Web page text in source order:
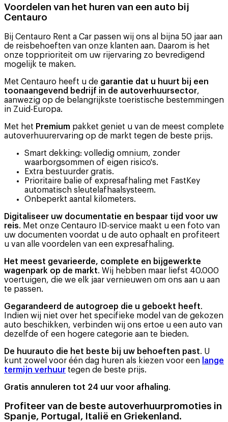
Voordelen van het huren van een auto bij
Centauro
Bij Centauro Rent a Car passen wij ons al bijna 50 jaar aan
de reisbehoeften van onze klanten aan. Daarom is het
onze topprioriteit om uw rijervaring zo bevredigend
mogelijk te maken.
Met Centauro heeft u de garantie dat u huurt bij een
toonaangevend bedrijf in de autoverhuursector,
aanwezig op de belangrijkste toeristische bestemmingen
in Zuid-Europa.
Met het Premium pakket geniet u van de meest complete
autoverhuurervaring op de markt tegen de beste prijs.
Smart dekking: volledig omnium, zonder
waarborgsommen of eigen risico's.
Extra bestuurder gratis.
Prioritaire balie of expresafhaling met FastKey
automatisch sleutelafhaalsysteem.
Onbeperkt aantal kilometers.
Digitaliseer uw documentatie en bespaar tijd voor uw
reis. Met onze Centauro ID-service maakt u een foto van
uw documenten voordat u de auto ophaalt en profiteert
u van alle voordelen van een expresafhaling.
Het meest gevarieerde, complete en bijgewerkte
wagenpark op de markt. Wij hebben maar liefst 40.000
voertuigen, die we elk jaar vernieuwen om ons aan u aan
te passen.
Gegarandeerd de autogroep die u geboekt heeft.
Indien wij niet over het specifieke model van de gekozen
auto beschikken, verbinden wij ons ertoe u een auto van
dezelfde of een hogere categorie aan te bieden.
De huurauto die het beste bij uw behoeften past. U
kunt zowel voor één dag huren als kiezen voor een lange
termijn verhuur tegen de beste prijs.
Gratis annuleren tot 24 uur voor afhaling.
Profiteer van de beste autoverhuurpromoties in
Spanje, Portugal, Italië en Griekenland.